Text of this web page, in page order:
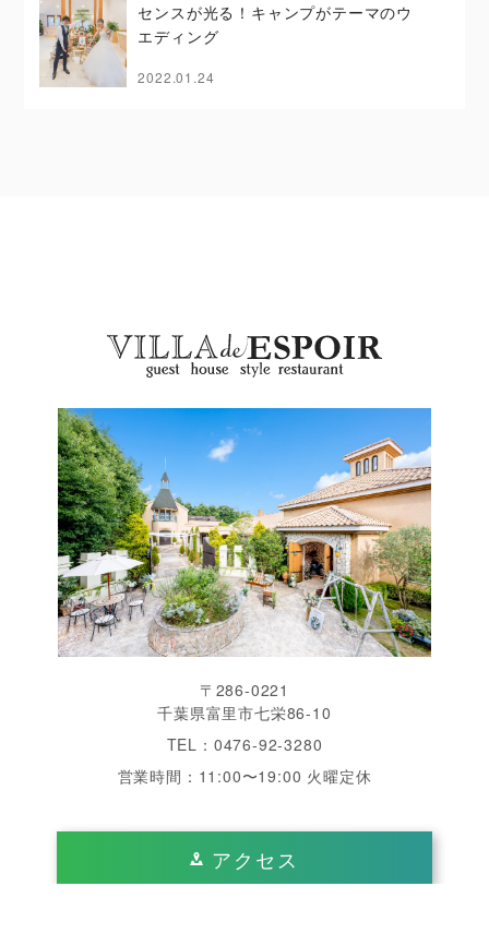
センスが光る！キャンプがテーマのウ
エディング
2022.01.24
〒286-0221
千葉県富里市七栄86-10
TEL：0476-92-3280
営業時間：11:00〜19:00 火曜定休
アクセス